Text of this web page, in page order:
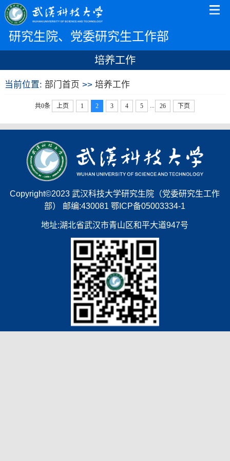
研究生院、党委研究生工作部
培养工作
当前位置: 部门首页 >> 培养工作
共0条 上页 1 2 3 4 5 26 下页
Copyright©2023 武汉科技大学研究生院（党委研究生工作
部） 邮编:430081 鄂ICP备05003334-1
地址:湖北省武汉市青山区和平大道947号